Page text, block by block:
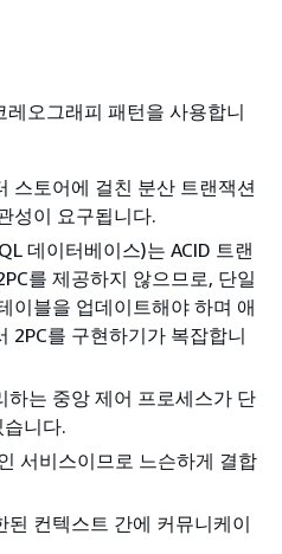
오그래피 패턴을 사용합니
스토어에 걸친 분산 트랜잭션
성이 요구됩니다.
데이터베이스)는 ACID 트랜
를 제공하지 않으므로, 단일
이블을 업데이트해야 하며 애
2PC를 구현하기가 복잡합니
하는 중앙 제어 프로세스가 단
니다.
서비스이므로 느슨하게 결합
된 컨텍스트 간에 커뮤니케이